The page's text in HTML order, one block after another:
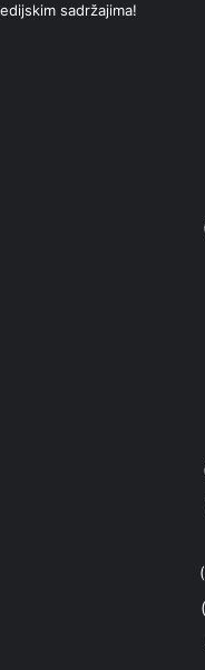
sadržajima!